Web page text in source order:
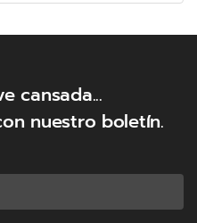
buscan
cansada...
nuestro boletín.